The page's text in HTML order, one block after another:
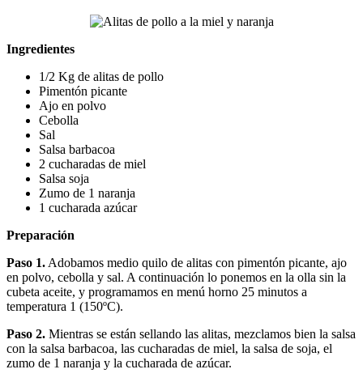
Ingredientes
1/2 Kg de alitas de pollo
Pimentón picante
Ajo en polvo
Cebolla
Sal
Salsa barbacoa
2 cucharadas de miel
Salsa soja
Zumo de 1 naranja
1 cucharada azúcar
Preparación
Paso 1. Adobamos medio quilo de alitas con pimentón picante, ajo
en polvo, cebolla y sal. A continuación lo ponemos en la olla sin la
cubeta aceite, y programamos en menú horno 25 minutos a
temperatura 1 (150ºC).
Paso 2. Mientras se están sellando las alitas, mezclamos bien la salsa
con la salsa barbacoa, las cucharadas de miel, la salsa de soja, el
zumo de 1 naranja y la cucharada de azúcar.